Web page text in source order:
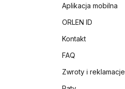
Aplikacja mobilna
ORLEN ID
Kontakt
FAQ
Zwroty i reklamacje